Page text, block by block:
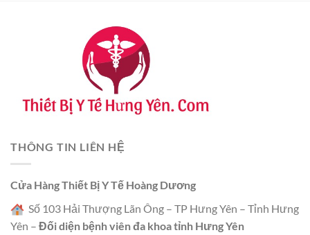
THÔNG TIN LIÊN HỆ
Cửa Hàng Thiết Bị Y Tế Hoàng Dương
Số 103 Hải Thượng Lãn Ông – TP Hưng Yên – Tỉnh Hưng
Yên – Đối diện bệnh viên đa khoa tỉnh Hưng Yên